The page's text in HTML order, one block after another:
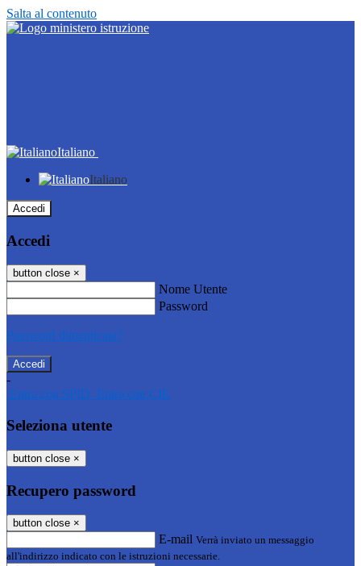
Salta al contenuto
Italiano
Italiano
Accedi
Accedi
button close ×
Nome Utente
Password
Password dimenticata?
-
Entra con SPID Entra con CIE
Seleziona utente
button close ×
Recupero password
button close ×
E-mail Verrà inviato un messaggio
all'indirizzo indicato con le istruzioni necessarie.